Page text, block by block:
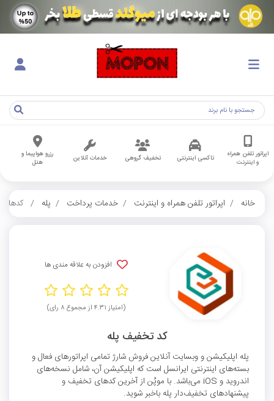
اپراتور تلفن همراه
و اینترنت
تاکسی اینترنتی تخفیف گروهی خدمات آنلاین
رزرو هواپیما و
هتل
خانه اپراتور تلفن همراه و اینترنت خدمات پرداخت پله کدهای
افزودن به علاقه مندی ها
(امتیاز ۴.۳۱ از مجموع ۸ رای)
کد تخفیف پله
پله اپلیکیشن و وبسایت آنلاین فروش شارژ تمامی اپراتورهای فعال و
بسته‌های اینترنتی ایرانسل است که اپلیکیشن آن، شامل نسخه‌های
اندروید و iOS می‌باشد. با موپُن از آخرین کدهای تخفیف و
پیشنهادهای تخفیف‌دار پله باخبر شوید.